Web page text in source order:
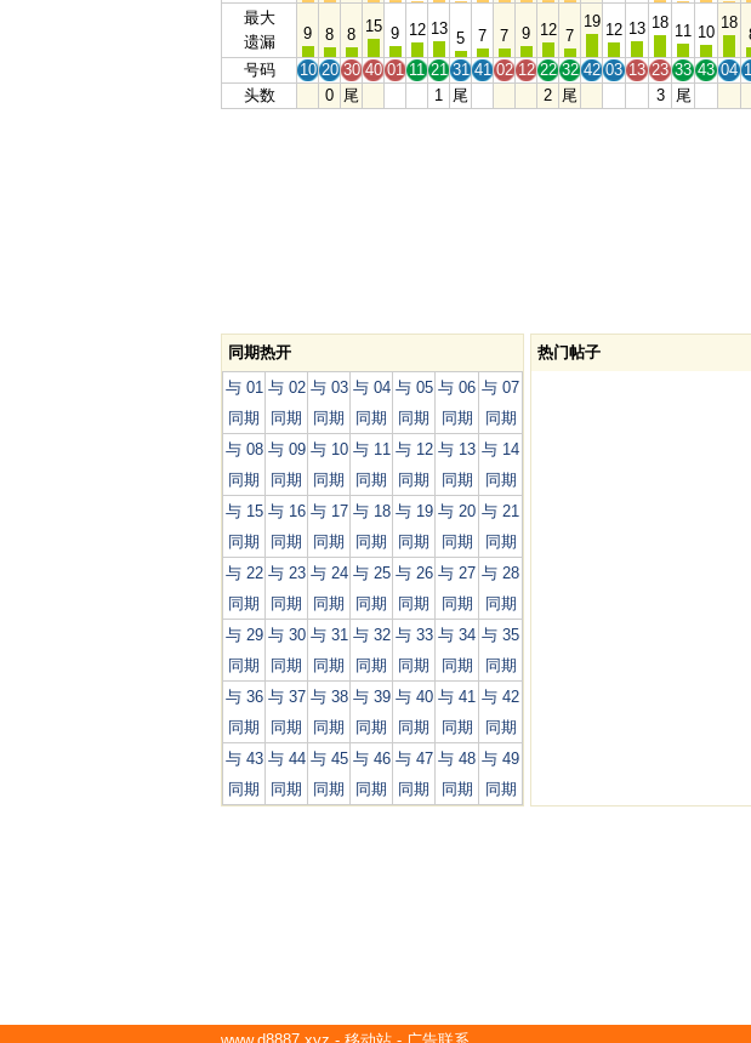
最大
遗漏
9 8 8 15 9 12 13
5 7 7 9 12 7
19 12 13 18 11 10
18
号码 10 20 30 40 01 11 21 31 41 02 12 22 32 42 03 13 23 33 43 04
头数
0 尾 1 尾 2 尾 3 尾
同期热开
与 01
同期
与 02
同期
与 03
同期
与 04
同期
与 05
同期
与 06
同期
与 07
同期
与 08
同期
与 09
同期
与 10
同期
与 11
同期
与 12
同期
与 13
同期
与 14
同期
与 15
同期
与 16
同期
与 17
同期
与 18
同期
与 19
同期
与 20
同期
与 21
同期
与 22
同期
与 23
同期
与 24
同期
与 25
同期
与 26
同期
与 27
同期
与 28
同期
与 29
同期
与 30
同期
与 31
同期
与 32
同期
与 33
同期
与 34
同期
与 35
同期
与 36
同期
与 37
同期
与 38
同期
与 39
同期
与 40
同期
与 41
同期
与 42
同期
与 43
同期
与 44
同期
与 45
同期
与 46
同期
与 47
同期
与 48
同期
与 49
同期
热门帖子